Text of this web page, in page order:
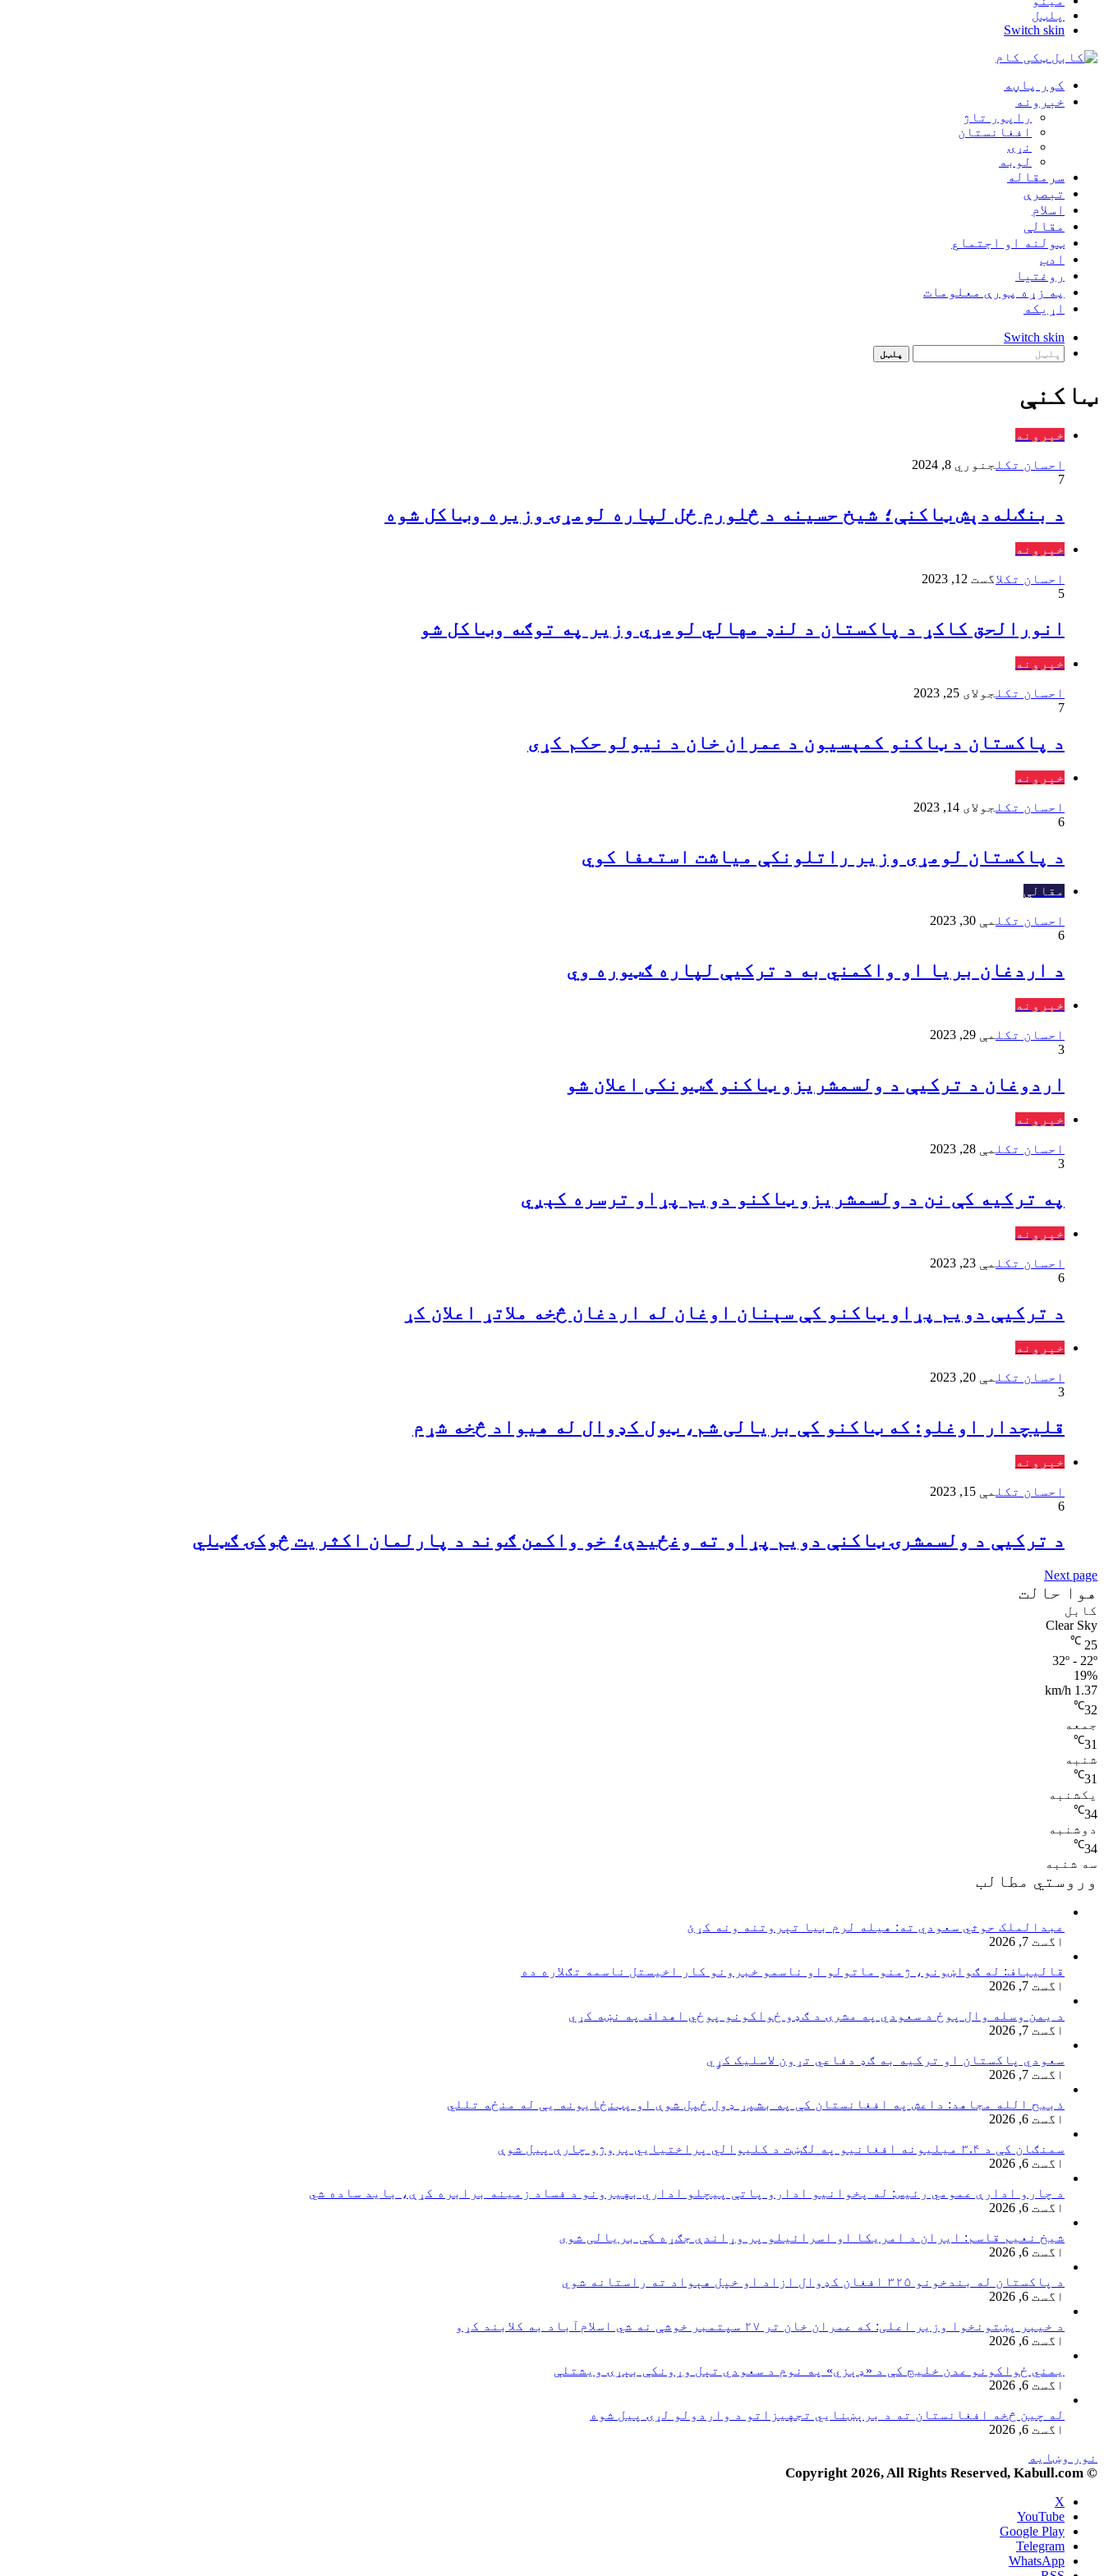
پلټل
Switch skin
کور پاڼه
خبرونه
راپور تاژ
افغانستان
نړۍ
لوبه
سرمقاله
تبصرې
اسلام
مقالې
ټولنه او اجتماع
ادب
روغتيا
په زړه پورې معلومات
اړيکه
Switch skin
پلټل
ټاکنې
خبرونه
احسان تکل جنوري 8, 2024
7
د بنګله‌دېش ټاکنې؛ شیخ حسینه د څلورم ځل لپاره لومړۍ وزیره وټاکل شوه
خبرونه
احسان تکلاگست 12, 2023
5
انورالحق کاکړ د پاکستان د لنډ مهالي لومړي وزیر په توګه وټاکل شو
خبرونه
احسان تکل جولای 25, 2023
7
د پاکستان د ټاکنو کمېسیون د عمران خان د نیولو حکم کړی
خبرونه
احسان تکل جولای 14, 2023
6
د پاکستان لومړی وزير راتلونکې مياشت استعفا کوي
مقالې
احسان تکلمې 30, 2023
6
د اردغان بريا او واکمني به د ترکيې لپاره ګټوره وي
خبرونه
احسان تکل مې 29, 2023
3
اردوغان د ترکيې د ولسمشریزو ټاکنو ګټونکی اعلان شو
خبرونه
احسان تکل مې 28, 2023
3
په ترکيه کې نن د ولسمشریزو ټاکنو دویم پړاو ترسره کېږي
خبرونه
احسان تکل مې 23, 2023
6
د ترکیې دویم پړاو ټاکنو کې سېنان اوغان له اردغان څخه ملاتړ اعلان کړ
خبرونه
احسان تکل مې 20, 2023
3
قليچدار اوغلو: که ټاکنو کې بریالی شم، ټول کډوال له هیواد څخه شړم
خبرونه
احسان تکل مې 15, 2023
6
د ترکیې د ولسمشرۍ ټاکنې دویم پړاو ته وغځیدې؛ خو واکمن ګوند د پارلمان اکثریت څوکۍ ګټلي
Next page
هوا حالت
کابل
Clear Sky
25
℃
32º - 22º
19%
1.37 km/h
32
℃
جمعه
31
℃
شنبه
31
℃
یکشنبه
34
℃
دوشنبه
34
℃
سه شنبه
وروستي مطالب
عبدالملک حوثي سعودي ته: هیله لرم بیا تېروتنه ونه کړئ
اگست 7, 2026
قالیباف: له ګواښونو، ژمنو ماتولو او ناسمو خبرونو کار اخیستل ناسمه تګلاره ده
اگست 7, 2026
د یمن وسله وال پوځ د سعودي په مشرۍ د ګډو ځواکونو پوځي اهداف په نښه کړي
اگست 7, 2026
سعودي پاکستان او ترکیه به ګډ دفاعي تړون لاسلیک کړٍي
اگست 7, 2026
ذبیح الله مجاهد: داعش په افغانستان کې په بشپړ ډول ځپل شوې او پټنځایونه یې له منځه تللي
اگست 6, 2026
سمنګان کې د ۳.۴ میلیونه افغانیو په لګښت د کلیوالي پراختیايي پروژو چارې پیل شوې
اگست 6, 2026
د چارو ادارې عمومي رئیس: له پخوانیو ادارو پاتې پيچلو اداري بهیرونو د فساد زمینه برابره کړې، باید ساده شي
اگست 6, 2026
شیخ نعیم قاسم: ایران د امریکا او اسرائیلو پر وړاندې جګړه کې بریالی شوی
اگست 6, 2026
د پاکستان له بندخونو ۳۲۵ افغان کډوال ازاد او خپل هېواد ته راستانه شوي
اگست 6, 2026
د خیبر پښتونخوا وزیر اعلی: که عمران خان تر ۲۷ سپتمبر خوشې نه شي اسلام‌آباد به کلابند کړو
اگست 6, 2026
یمني ځواکونو عدن خلیج کې د «ډېزي» په نوم د سعودي تېل وړونکې بېړۍ ویشتلې
اگست 6, 2026
له چین څخه افغانستان ته د برېښنايي تجهیزاتو د واردولو لړۍ پیل شوه
اگست 6, 2026
نور وښایه
© Copyright 2026, All Rights Reserved, Kabull.com
X
YouTube
Google Play
Telegram
WhatsApp